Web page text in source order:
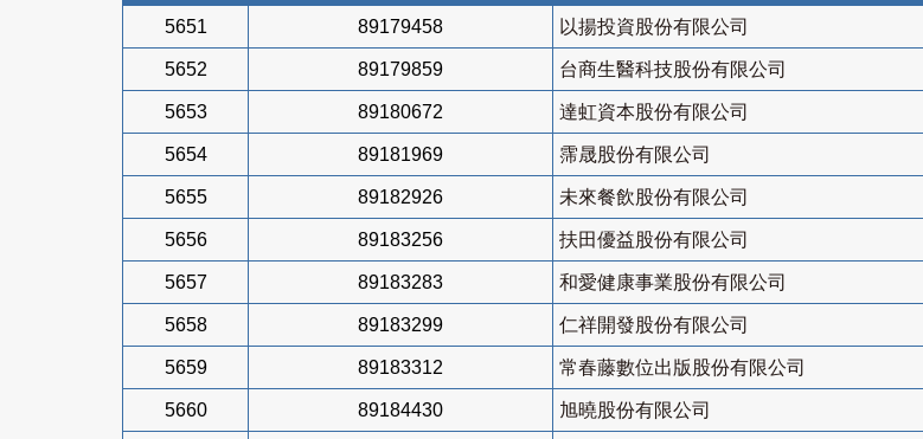
5651 89179458 以揚投資股份有限公司
5652 89179859 台商生醫科技股份有限公司
5653 89180672 達虹資本股份有限公司
5654 89181969 霈晟股份有限公司
5655 89182926 未來餐飲股份有限公司
5656 89183256 扶田優益股份有限公司
5657 89183283 和愛健康事業股份有限公司
5658 89183299 仁祥開發股份有限公司
5659 89183312 常春藤數位出版股份有限公司
5660 89184430 旭曉股份有限公司